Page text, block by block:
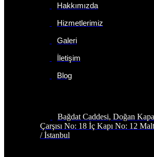
Hakkımızda
Hizmetlerimiz
Galeri
İletişim
Blog
Bağdat Caddesi, Doğan
Çarşısı No: 18 İç Kapı No: 12
/ İstanbul